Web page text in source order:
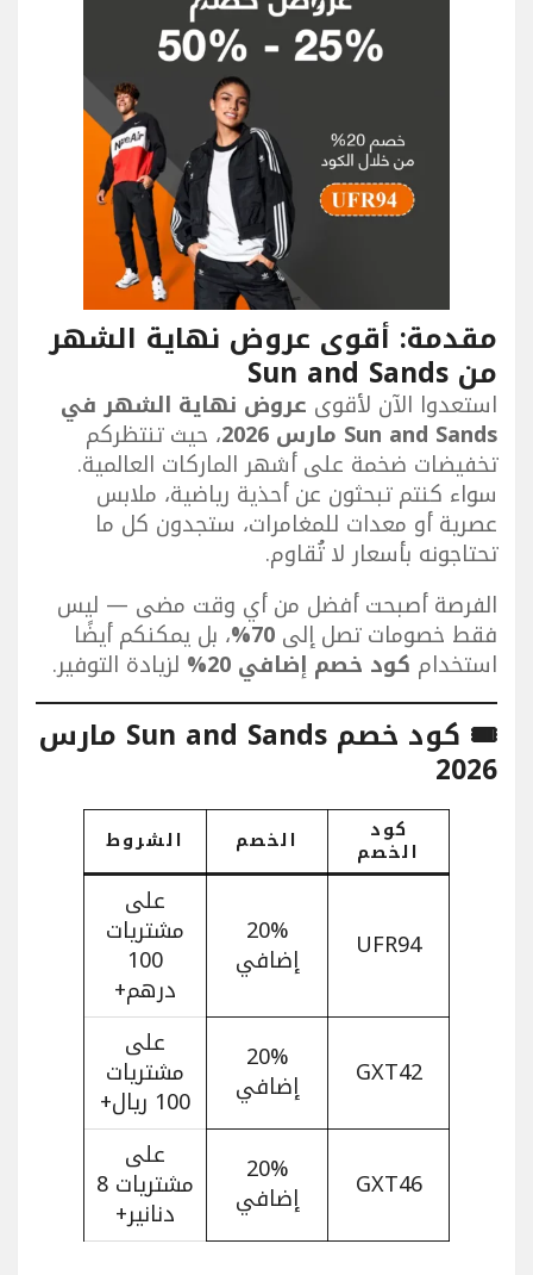
مقدمة: أقوى عروض نهاية الشهر
من Sun and Sands
استعدوا الآن لأقوى عروض نهاية الشهر في
Sun and Sands مارس 2026 ، حيث تنتظركم
تخفيضات ضخمة على أشهر الماركات العالمية.
سواء كنتم تبحثون عن أحذية رياضية، ملابس
عصرية أو معدات للمغامرات، ستجدون كل ما
تحتاجونه بأسعار لا تُقاوم.
الفرصة أصبحت أفضل من أي وقت مضى — ليس
فقط خصومات تصل إلى 70% ، بل يمكنكم أيضًا
استخدام كود خصم إضافي 20% لزيادة التوفير.
🎟️ كود خصم Sun and Sands مارس
2026
كود
الخصم الخصم الشروط
UFR94
20%
إضافي
على
مشتريات
100
درهم+
GXT42
20%
إضافي
على
مشتريات
100 ريال+
GXT46
20%
إضافي
على
مشتريات 8
دنانير+